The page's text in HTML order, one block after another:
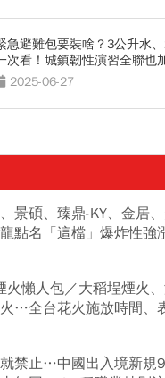
急避難包要裝啥？3公升水
次看！城鎮韌性演習全聯也
2025-06-27
景碩、臻鼎-KY、金居
點名「這檔」爆炸性強
懶人包／大稻埕煙火、
…全台花火施放時間、
禁止…中國出入境新規